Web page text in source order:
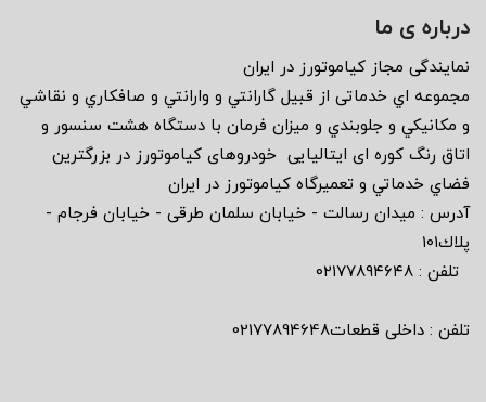
درباره ی ما
نمايندگى مجاز كياموتورز در ايران
مجموعه اي خدماتى از قبيل گارانتي و وارانتي و صافكاري و نقاشي
و مكانيكي و جلوبندي و ميزان فرمان با دستگاه هشت سنسور و
اتاق رنگ كوره اى ايتاليايى خودروهاى كياموتورز در بزرگترين
فضاي خدماتي و تعميرگاه كياموتورز در ايران
آدرس : ميدان رسالت - خيابان سلمان طرقى - خيابان فرجام -
پلاك١٠١
تلفن : ٠٢١٧٧٨٩٤٦٤٨
تلفن : داخلی قطعات02177894648